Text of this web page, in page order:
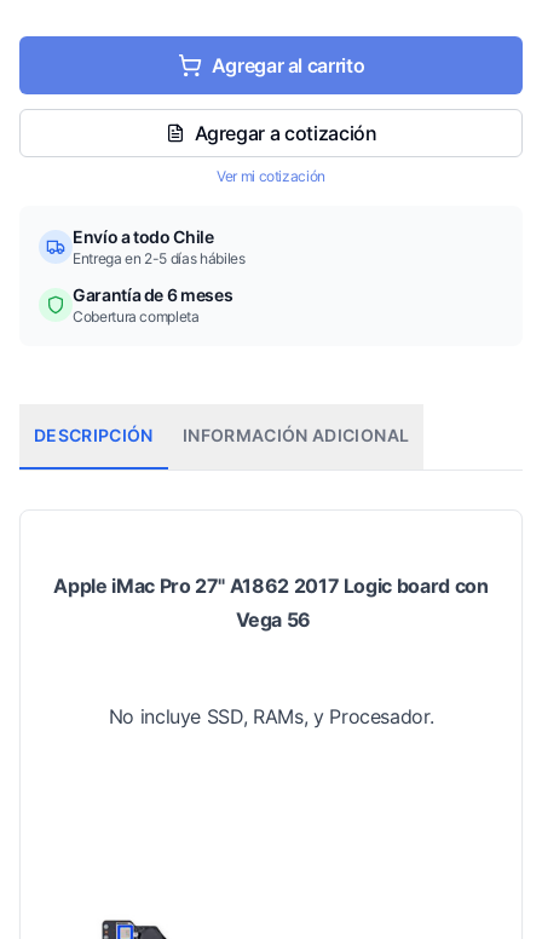
Agregar al carrito
Agregar a cotización
Ver mi cotización
Envío a todo Chile
Entrega en 2-5 días hábiles
Garantía de 6 meses
Cobertura completa
DESCRIPCIÓN INFORMACIÓN ADICIONAL
Apple iMac Pro 27" A1862 2017 Logic board con
Vega 56
No incluye SSD, RAMs, y Procesador.